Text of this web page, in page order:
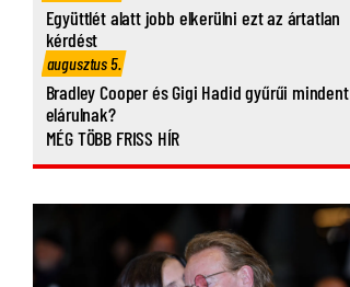
Együttlét alatt jobb elkerülni ezt az ártatlan
kérdést
augusztus 5.
Bradley Cooper és Gigi Hadid gyűrűi mindent
elárulnak?
MÉG TÖBB FRISS HÍR